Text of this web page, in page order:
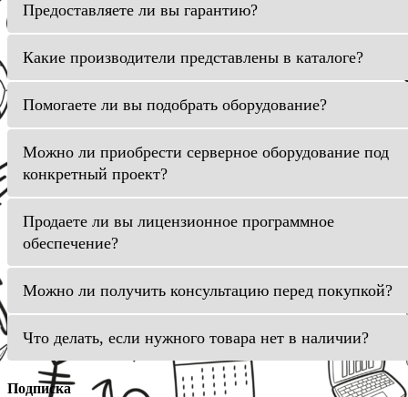
Предоставляете ли вы гарантию?
Какие производители представлены в каталоге?
Помогаете ли вы подобрать оборудование?
Можно ли приобрести серверное оборудование под
конкретный проект?
Продаете ли вы лицензионное программное
обеспечение?
Можно ли получить консультацию перед покупкой?
Что делать, если нужного товара нет в наличии?
Подписка